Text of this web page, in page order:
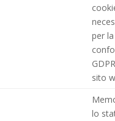
per la
sito
lo